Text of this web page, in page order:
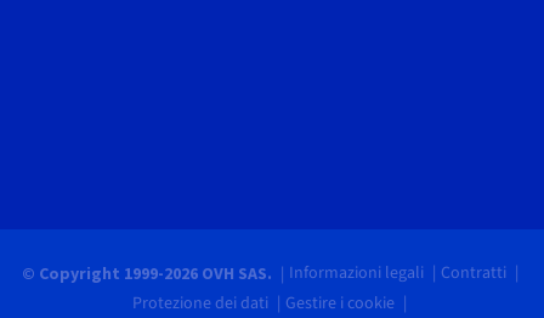
© Copyright 1999-2026 OVH SAS. Informazioni legali
Contratti
Protezione dei dati
Gestire i cookie